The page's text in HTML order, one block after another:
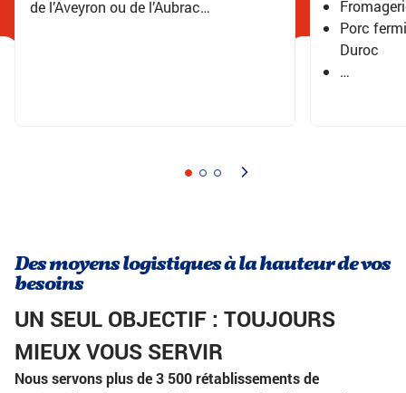
de l’Aveyron ou de l’Aubrac…
Porc
Duroc
…
Des moyens logistiques à la hauteur de vos
besoins
UN SEUL OBJECTIF : TOUJOURS
MIEUX VOUS SERVIR
Nous servons plus de 3 500 rétablissements de